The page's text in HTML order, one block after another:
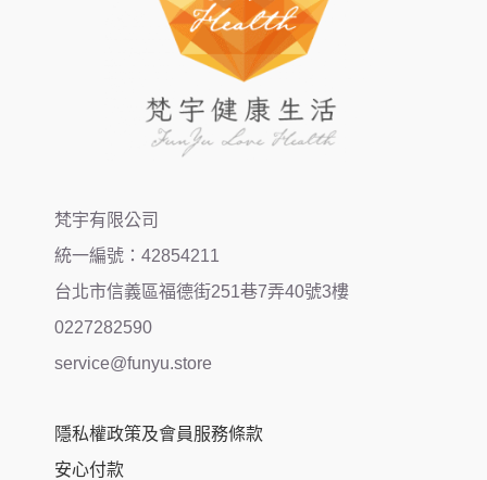
梵宇有限公司
統一編號：42854211
台北市信義區福德街251巷7弄40號3樓
0227282590
service@funyu.store
隱私權政策及會員服務條款
安心付款